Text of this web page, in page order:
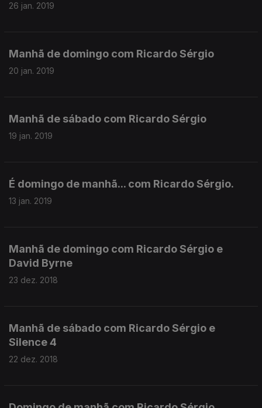
26 jan. 2019
Manhã de domingo com Ricardo Sérgio
20 jan. 2019
Manhã de sábado com Ricardo Sérgio
19 jan. 2019
É domingo de manhã... com Ricardo Sérgio.
13 jan. 2019
Manhã de domingo com Ricardo Sérgio e
David Byrne
23 dez. 2018
Manhã de sábado com Ricardo Sérgio e
Silence 4
22 dez. 2018